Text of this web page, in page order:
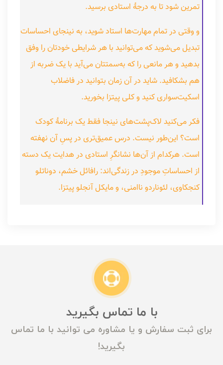
تمرین شود تا به درجهٔ استادی برسید.
و وقتی در تمام مهارت‌ها استاد شوید، به نینجای احساسات
تبدیل می‌شوید که می‌توانید با هر شرایطی خودتان را وفق
بدهید و هر مانعی را که به‌سمتتان می‌آید با یک ضربه از
هم بشکافید. شاید در آن زمان بتوانید در فاضلاب
اسکیت‌سواری کنید و کلی پیتزا بخورید.
فکر می‌کنید لاک‌پشت‌های نینجا فقط یک برنامهٔ کودک
است؟ این‌طور نیست. درس عمیق‌تری در پسِ آن نهفته
است. هرکدام از آن‌ها نشانگرِ استادی در هدایت یک دسته
از احساساتِ موجودِ در زندگی‌اند: رافائل خشم، دوناتلو
کنجکاوی، لئوناردو ناامنی، و مایکل آنجلو پیتزا.
با ما تماس بگیرید
برای ثبت سفارش و یا مشاوره می توانید با ما تماس
بگیرید!